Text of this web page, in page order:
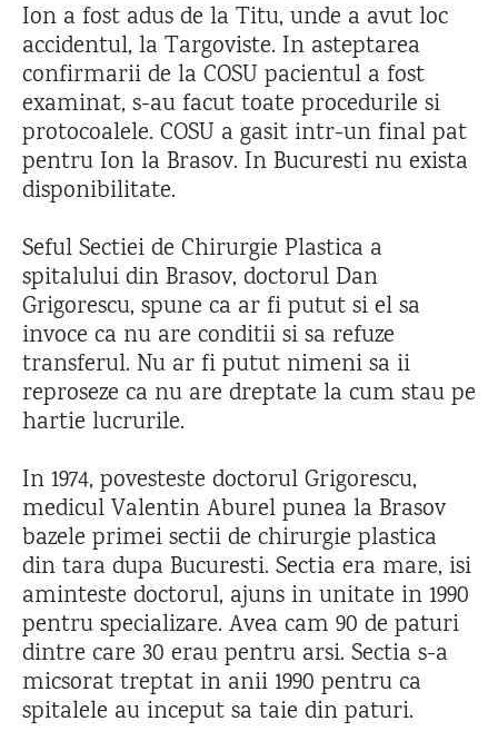
Ion a fost adus de la Titu, unde a avut loc
accidentul, la Targoviste. In asteptarea
confirmarii de la COSU pacientul a fost
examinat, s-au facut toate procedurile si
protocoalele. COSU a gasit intr-un final pat
pentru Ion la Brasov. In Bucuresti nu exista
disponibilitate.
Seful Sectiei de Chirurgie Plastica a
spitalului din Brasov, doctorul Dan
Grigorescu, spune ca ar fi putut si el sa
invoce ca nu are conditii si sa refuze
transferul. Nu ar fi putut nimeni sa ii
reproseze ca nu are dreptate la cum stau pe
hartie lucrurile.
In 1974, povesteste doctorul Grigorescu,
medicul Valentin Aburel punea la Brasov
bazele primei sectii de chirurgie plastica
din tara dupa Bucuresti. Sectia era mare, isi
aminteste doctorul, ajuns in unitate in 1990
pentru specializare. Avea cam 90 de paturi
dintre care 30 erau pentru arsi. Sectia s-a
micsorat treptat in anii 1990 pentru ca
spitalele au inceput sa taie din paturi.